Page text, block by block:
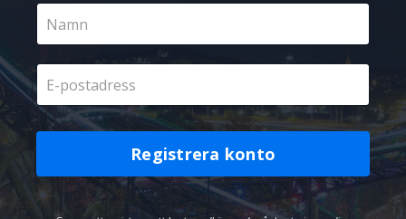
Registrera konto